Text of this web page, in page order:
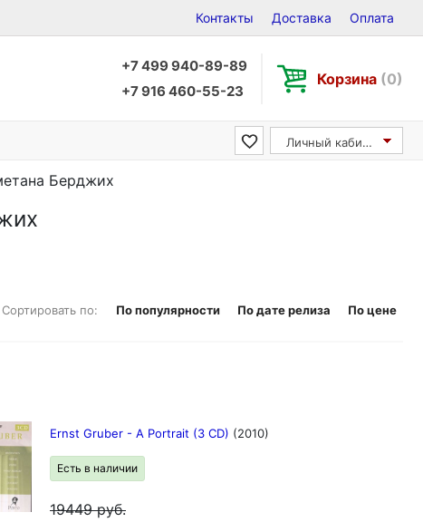
Контакты Доставка Оплата
+7 499 940-89-89
+7 916 460-55-23
Корзина (0)
Личный кабинет
Берджих
Сортировать по: По популярности По дате релиза По цене
Ernst Gruber - A Portrait (3 CD) (2010)
Есть в наличии
19449руб.